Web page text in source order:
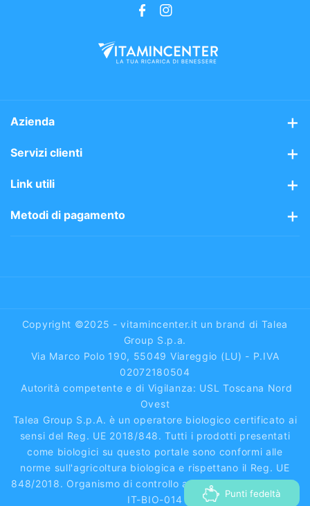
F
c
I
s
Azienda
Chi siamo
Area riservata
Servizi clienti
Assistenza clienti
Piattaforma ODR
Link utili
Avvisi sui prodotti
Metodi di pagamento
Copyright ©2025 - vitamincenter.it un brand di Talea
Group S.p.a.
Via Marco Polo 190, 55049 Viareggio (LU) - P.IVA
02072180504
Autorità competente e di Vigilanza: USL Toscana Nord
Ovest
Talea Group S.p.A. è un operatore biologico certificato ai
sensi del Reg. UE 2018/848. Tutti i prodotti presentati
come biologici su questo portale sono conformi alle
norme sull'agricoltura biologica e rispettano il Reg. UE
848/2018. Organismo di controllo autorizzato dal MASAF:
IT-BIO-014
Punti fedeltà